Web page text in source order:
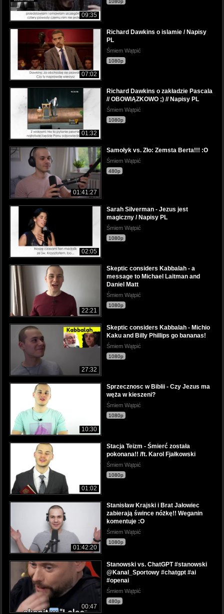
09:35
1080p
07:02
Richard Dawkins o islamie / Napisy
PL
Śmiem Wątpić
1080p
01:32
Richard Dawkins o zakładzie Pascala
// OBOWIĄZKOWO ;) // Napisy PL
Śmiem Wątpić
1080p
01:41:27
Samołyk vs. Zło: Zemsta Berta!!! :O
Śmiem Wątpić
480p
02:05
Sarah Silverman - Jezus jest
magiczny / Napisy PL
Śmiem Wątpić
1080p
22:21
Skeptic considers Kabbalah - a
message to Michael Laitman and
Daniel Matt
Śmiem Wątpić
1080p
27:32
Skeptic considers Kabbalah - Michio
Kaku and Billy Phillips go bananas!
Śmiem Wątpić
1080p
10:30
Sprzecznosc w Biblii - Czy Jezus ma
węża w kieszeni?
Śmiem Wątpić
1080p
01:02
Stacja Teizm - Śmierć została
pokonana!! /ft. Karol Fjałkowski
Śmiem Wątpić
1080p
01:42:20
Stanisław Krajski i Brat Jałowiec
zabierają śwince nóżkę!! Weganin
komentuje :O
Śmiem Wątpić
1080p
00:47
Stanowski vs. ChatGPT #stanowski
@Kanal_Sportowy #chatgpt #ai
#openai
Śmiem Wątpić
480p